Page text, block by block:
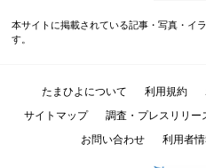
本サイトに掲載されている記事・写真・イ
す。
たまひよについて 利用規約
サイトマップ
調査・プレスリリー
お問い合わせ
利用者